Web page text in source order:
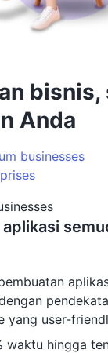
bisnis,
Anda
businesses
yang user-
waktu hingga